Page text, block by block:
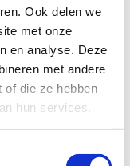
Ook delen we
met onze
en analyse. Deze
met andere
of die ze hebben
hun services.